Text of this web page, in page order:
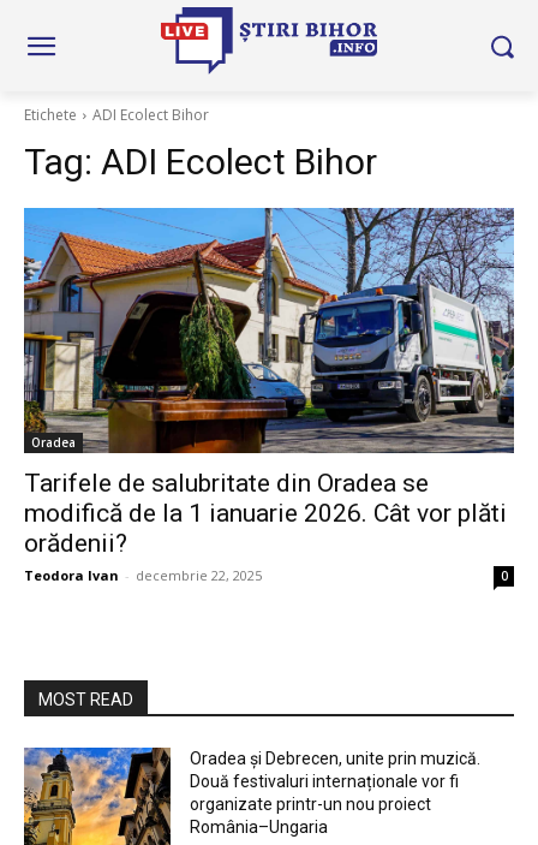
Etichete ADI Ecolect Bihor
Tag: ADI Ecolect Bihor
Oradea
Tarifele de salubritate din Oradea se
modifică de la 1 ianuarie 2026. Cât vor plăti
orădenii?
Teodora Ivan - decembrie 22, 2025 0
MOST READ
Oradea și Debrecen, unite prin muzică.
Două festivaluri internaționale vor fi
organizate printr-un nou proiect
România–Ungaria